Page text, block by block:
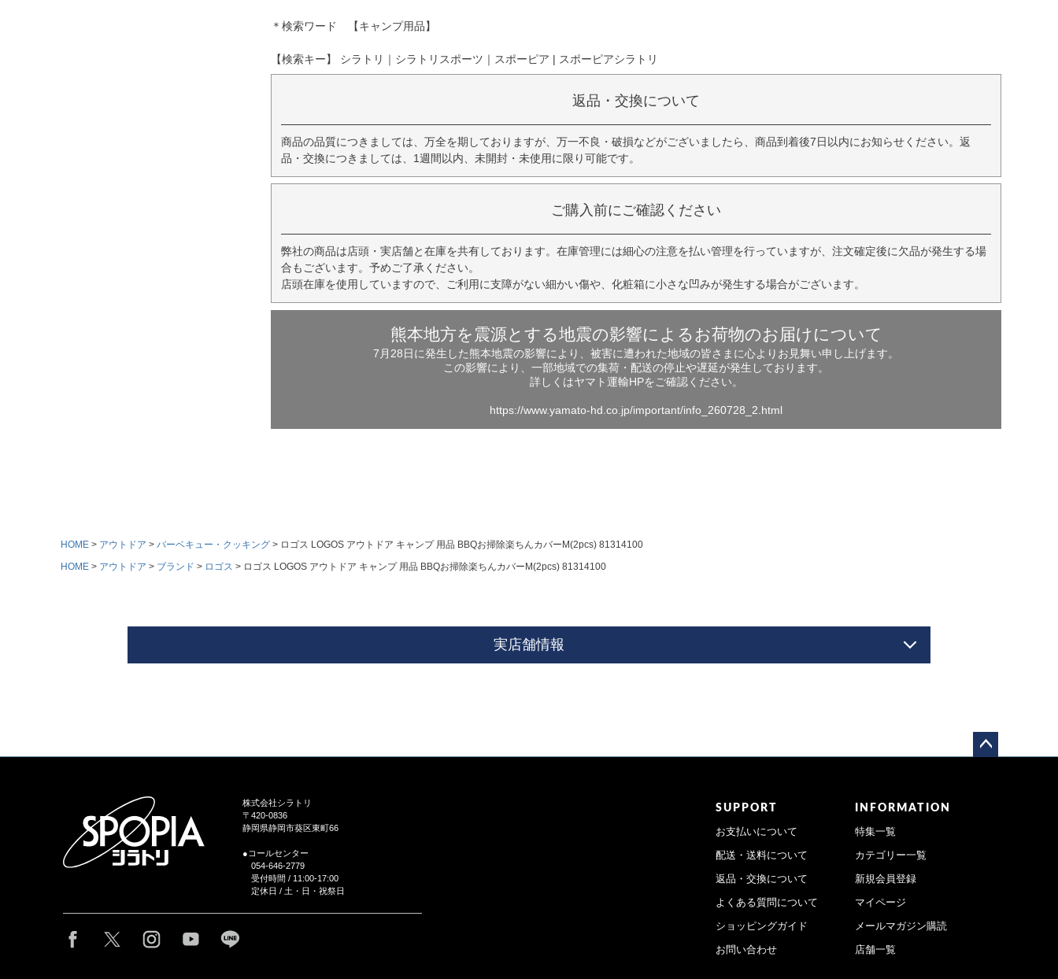
＊検索ワード 【キャンプ用品】
【検索キー】 シラトリ｜シラトリスポーツ｜スポーピア | スポーピアシラトリ
返品・交換について
商品の品質につきましては、万全を期しておりますが、万一不良・破損などがございましたら、商品到着後7日以内にお知らせください。返
品・交換につきましては、1週間以内、未開封・未使用に限り可能です。
ご購入前にご確認ください
弊社の商品は店頭・実店舗と在庫を共有しております。在庫管理には細心の注意を払い管理を行っていますが、注文確定後に欠品が発生する場
合もございます。予めご了承ください。
店頭在庫を使用していますので、ご利用に支障がない細かい傷や、化粧箱に小さな凹みが発生する場合がございます。
熊本地方を震源とする地震の影響によるお荷物のお届けについて
7月28日に発生した熊本地震の影響により、被害に遭われた地域の皆さまに心よりお見舞い申し上げます。
この影響により、一部地域での集荷・配送の停止や遅延が発生しております。
詳しくはヤマト運輸HPをご確認ください。
https://www.yamato-hd.co.jp/important/info_260728_2.html
HOME アウトドア バーベキュー・クッキング
ロゴス LOGOS アウトドア キャンプ 用品 BBQお掃除楽ちんカバーM(2pcs) 81314100
HOME
アウトドア ブランド ロゴス ロゴス LOGOS アウトドア キャンプ 用品 BBQお掃除楽ちんカバーM(2pcs) 81314100
実店舗情報
株式会社シラトリ
〒420-0836
静岡県静岡市葵区東町66
●コールセンター
054-646-2779
受付時間 / 11:00-17:00
定休日 / 土・日・祝祭日
SUPPORT
お支払いについて
配送・送料について
返品・交換について
よくある質問について
ショッピングガイド
お問い合わせ
INFORMATION
特集一覧
カテゴリー一覧
新規会員登録
マイページ
メールマガジン購読
店舗一覧